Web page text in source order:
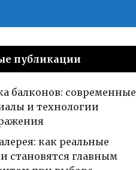
публикации
балконов: современные
и технологии
как реальные
становятся главным